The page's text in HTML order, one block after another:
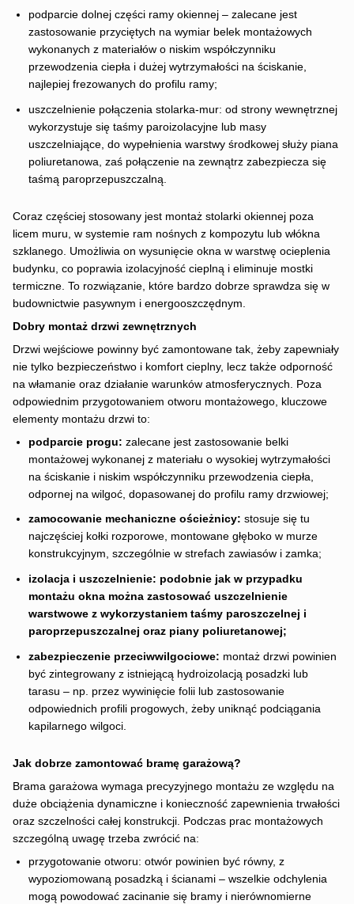
podparcie dolnej części ramy okiennej – zalecane jest
zastosowanie przyciętych na wymiar belek montażowych
wykonanych z materiałów o niskim współczynniku
przewodzenia ciepła i dużej wytrzymałości na ściskanie,
najlepiej frezowanych do profilu ramy;
uszczelnienie połączenia stolarka-mur: od strony wewnętrznej
wykorzystuje się taśmy paroizolacyjne lub masy
uszczelniające, do wypełnienia warstwy środkowej służy piana
poliuretanowa, zaś połączenie na zewnątrz zabezpiecza się
taśmą paroprzepuszczalną.
Coraz częściej stosowany jest montaż stolarki okiennej poza
licem muru, w systemie ram nośnych z kompozytu lub włókna
szklanego. Umożliwia on wysunięcie okna w warstwę ocieplenia
budynku, co poprawia izolacyjność cieplną i eliminuje mostki
termiczne. To rozwiązanie, które bardzo dobrze sprawdza się w
budownictwie pasywnym i energooszczędnym.
Dobry montaż drzwi zewnętrznych
Drzwi wejściowe powinny być zamontowane tak, żeby zapewniały
nie tylko bezpieczeństwo i komfort cieplny, lecz także odporność
na włamanie oraz działanie warunków atmosferycznych. Poza
odpowiednim przygotowaniem otworu montażowego, kluczowe
elementy montażu drzwi to:
podparcie progu: zalecane jest zastosowanie belki
montażowej wykonanej z materiału o wysokiej wytrzymałości
na ściskanie i niskim współczynniku przewodzenia ciepła,
odpornej na wilgoć, dopasowanej do profilu ramy drzwiowej;
zamocowanie mechaniczne ościeżnicy: stosuje się tu
najczęściej kołki rozporowe, montowane głęboko w murze
konstrukcyjnym, szczególnie w strefach zawiasów i zamka;
izolacja i uszczelnienie: podobnie jak w przypadku
montażu okna można zastosować uszczelnienie
warstwowe z wykorzystaniem taśmy paroszczelnej i
paroprzepuszczalnej oraz piany poliuretanowej;
zabezpieczenie przeciwwilgociowe: montaż drzwi powinien
być zintegrowany z istniejącą hydroizolacją posadzki lub
tarasu – np. przez wywinięcie folii lub zastosowanie
odpowiednich profili progowych, żeby uniknąć podciągania
kapilarnego wilgoci.
Jak dobrze zamontować bramę garażową?
Brama garażowa wymaga precyzyjnego montażu ze względu na
duże obciążenia dynamiczne i konieczność zapewnienia trwałości
oraz szczelności całej konstrukcji. Podczas prac montażowych
szczególną uwagę trzeba zwrócić na:
przygotowanie otworu: otwór powinien być równy, z
wypoziomowaną posadzką i ścianami – wszelkie odchylenia
mogą powodować zacinanie się bramy i nierównomierne